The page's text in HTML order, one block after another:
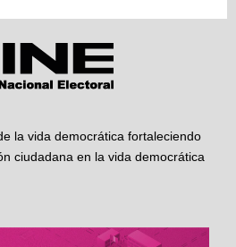
la vida democrática fortaleciendo
ciudadana en la vida democrática